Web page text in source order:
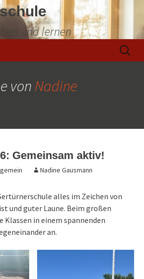
und lernen
Suchen
nach:
von Nadine
Gemeinsam aktiv!
Nadine Gausmann
alles im Zeichen von
und guter Laune. Beim großen
in einem spannenden
an.